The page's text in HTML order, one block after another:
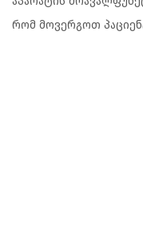
რომ მოვერგოთ